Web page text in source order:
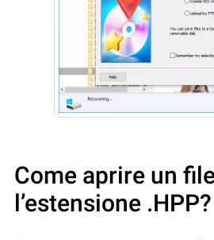
Come aprire un
l’estensione .HPP?